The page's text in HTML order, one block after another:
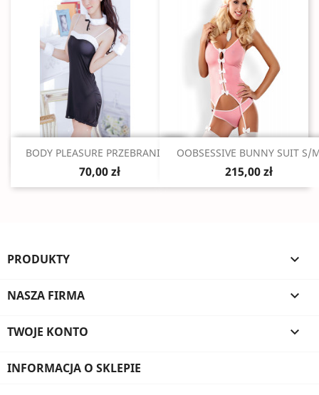
Szybki podgląd
BODY PLEASURE PRZEBRANIE...
70,00 zł
Szybki podgląd
OOBSESSIVE BUNNY SUIT S/
215,00 zł
PRODUKTY 
NASZA FIRMA 
TWOJE KONTO 
INFORMACJA O SKLEPIE